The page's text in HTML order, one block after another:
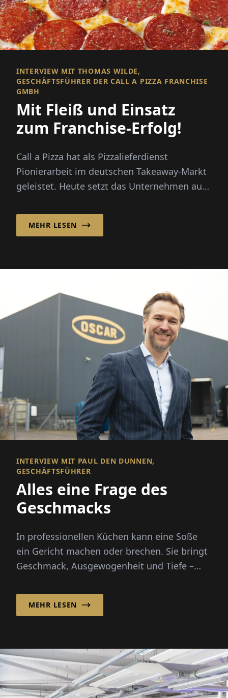
INTERVIEW MIT THOMAS WILDE,
GESCHÄFTSFÜHRER DER CALL A PIZZA FRANCHISE
GMBH
Mit Fleiß und Einsatz
zum Franchise-Erfolg!
Call a Pizza hat als Pizzalieferdienst
Pionierarbeit im deutschen Takeaway-Markt
geleistet. Heute setzt das Unternehmen auf
MEHR LESEN
INTERVIEW MIT PAUL DEN DUNNEN,
GESCHÄFTSFÜHRER
Alles eine Frage des
Geschmacks
In professionellen Küchen kann eine Soße
ein Gericht machen oder brechen. Sie bringt
Geschmack, Ausgewogenheit und Tiefe –
Grund auf erfordert Stunden...
MEHR LESEN